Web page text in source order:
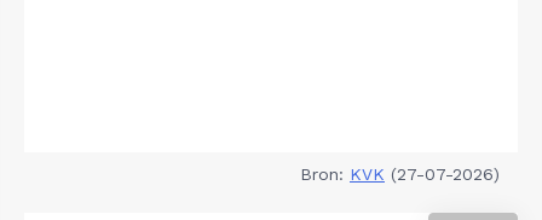
Bron: KVK (27-07-2026)